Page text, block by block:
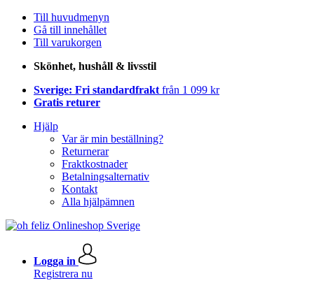
Till huvudmenyn
Gå till innehållet
Till varukorgen
Skönhet, hushåll & livsstil
Sverige: Fri standardfrakt från 1 099 kr
Gratis returer
Hjälp
Var är min beställning?
Returnerar
Fraktkostnader
Betalningsalternativ
Kontakt
Alla hjälpämnen
Logga in
Registrera nu